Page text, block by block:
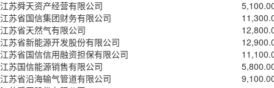
江苏舜天资产经营有限公司
江苏省国信集团财务有限公司
江苏省天然气有限公司
江苏省新能源开发股份有限公司
江苏省国信信用融资担保有限公司
江苏国信能源销售有限公司
江苏省沿海输气管道有限公司